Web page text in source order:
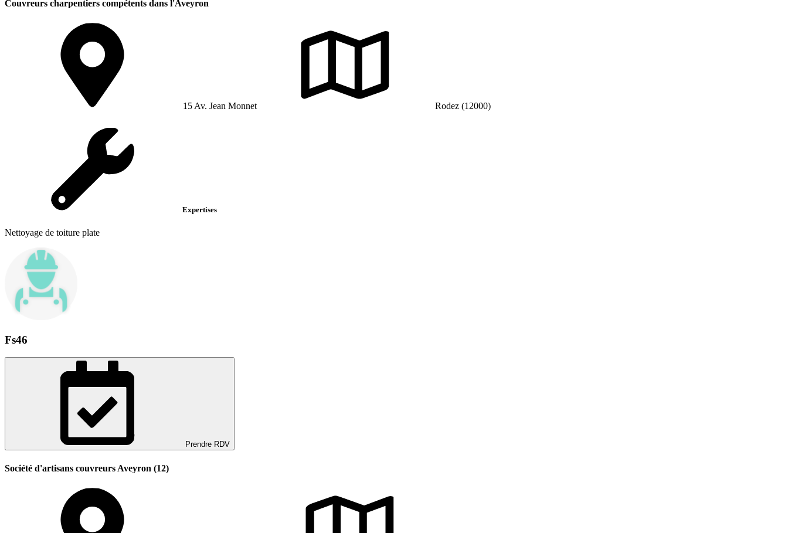
Couvreurs charpentiers compétents dans l'Aveyron
15 Av. Jean Monnet Rodez (12000)
Expertises
Nettoyage de toiture plate
Fs46
Prendre RDV
Société d'artisans couvreurs Aveyron (12)